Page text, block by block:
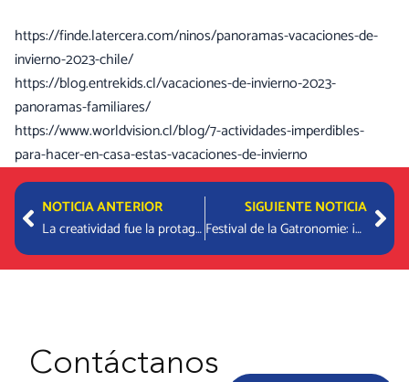
https://finde.latercera.com/ninos/panoramas-vacaciones-de-
invierno-2023-chile/
https://blog.entrekids.cl/vacaciones-de-invierno-2023-
panoramas-familiares/
https://www.worldvision.cl/blog/7-actividades-imperdibles-
para-hacer-en-casa-estas-vacaciones-de-invierno
PrevNOTICIA ANTERIOR
La creatividad fue la protagonista del Concours de Photographie
SIGUIENTE NOTICIA
Festival de la Gatronomie: ¡Conoce a las «petites cheffes»!
Contáctanos